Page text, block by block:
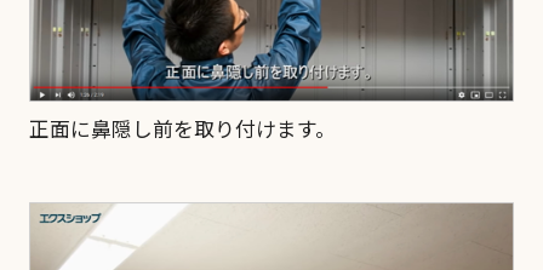
正面に鼻隠し前を取り付けます。